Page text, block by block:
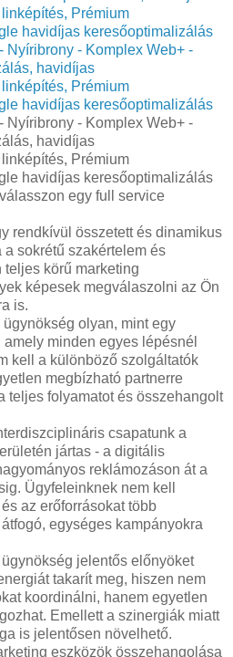
Prémium
havidíjas keresőoptimalizálás
Nyíribrony - Komplex Web+ -
havidíjas
Prémium
havidíjas keresőoptimalizálás
Nyíribrony - Komplex Web+ -
havidíjas
Prémium
havidíjas keresőoptimalizálás
egy full service
rendkívül összetett és dinamikus
sokrétű szakértelem és
körű marketing
képesek megválaszolni az Ön
is.
olyan, mint egy
minden egyes lépésnél
kell a különböző szolgáltatók
megbízható partnerre
teljes folyamatot és összehangolt
csapatunk a
jártas - a digitális
reklámozáson át a
Ügyfeleinknek nem kell
az erőforrásokat több
egységes kampányokra
jelentős előnyöket
takarít meg, hiszen nem
koordinálni, hanem egyetlen
Emellett a szinergiák miatt
is jelentősen növelhető.
eszközök összehangolása